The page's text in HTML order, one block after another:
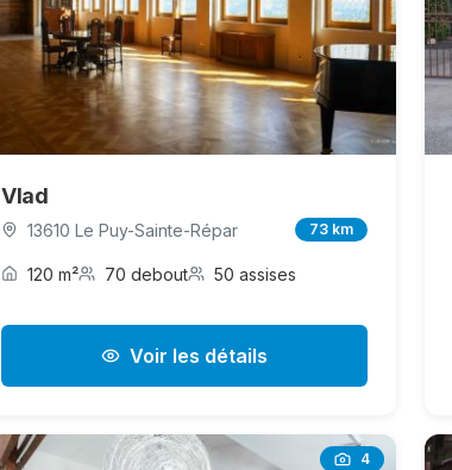
Vlad
13610 Le Puy-Sainte-Répar 73 km
120 m² 70 debout 50 assises
Voir les détails
4